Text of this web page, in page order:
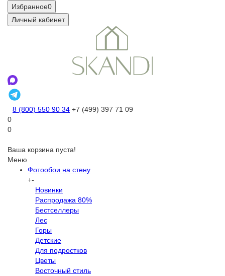
Избранное0
Личный кабинет
8 (800) 550 90 34 +7 (499) 397 71 09
0
0
Ваша корзина пуста!
Меню
Фотообои на стену
+-
Новинки
Распродажа 80%
Бестселлеры
Лес
Горы
Детские
Для подростков
Цветы
Восточный стиль